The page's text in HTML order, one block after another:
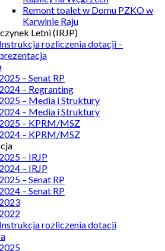
Remont toalet w Domu PZKO w
Karwinie Raju
Letni (IRJP)
Instrukcja rozliczenia dotacji –
2025 – Senat RP
2024 – Regranting
2025 – Media i Struktury
2024 – Media i Struktury
2025 – KPRM/MSZ
2024 – KPRM/MSZ
2025 – IRJP
2024 – IRJP
2025 – Senat RP
2024 – Senat RP
2023
2022
Instrukcja rozliczenia dotacji
2025